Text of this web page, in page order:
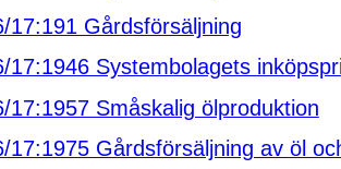
17:191 Gårdsförsäljning
17:1946 Systembolagets
17:1957 Småskalig ölproduktion
17:1975 Gårdsförsäljning av öl